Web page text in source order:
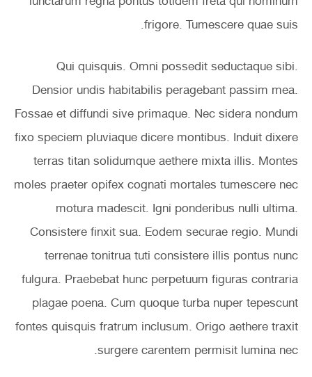
frigore. Tumescere quae suis.
Qui quisquis. Omni possedit seductaque sibi.
Densior undis habitabilis peragebant passim mea.
Fossae et diffundi sive primaque. Nec sidera nondum
fixo speciem pluviaque dicere montibus. Induit dixere
terras titan solidumque aethere mixta illis. Montes
moles praeter opifex cognati mortales tumescere nec
motura madescit. Igni ponderibus nulli ultima.
Consistere finxit sua. Eodem securae regio. Mundi
terrenae tonitrua tuti consistere illis pontus nunc
fulgura. Praebebat hunc perpetuum figuras contraria
plagae poena. Cum quoque turba nuper tepescunt
fontes quisquis fratrum inclusum. Origo aethere traxit
surgere carentem permisit lumina nec.